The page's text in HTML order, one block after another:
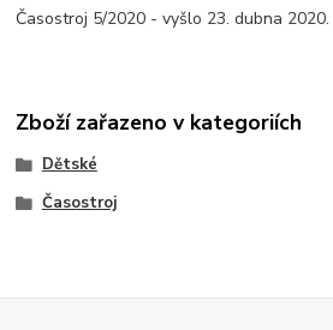
Časostroj 5/2020 - vyšlo 23. dubna 2020.
Zboží zařazeno v kategoriích
Dětské
Časostroj